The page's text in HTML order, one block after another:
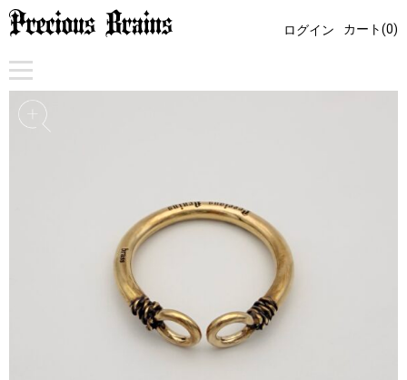
ログイン カート(0)